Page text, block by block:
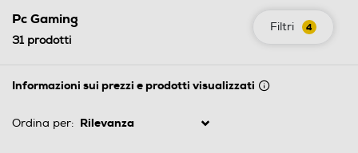
Filtri 4
Pc Gaming
31prodotti
Informazioni sui prezzi e prodotti visualizzati
Ordina per: